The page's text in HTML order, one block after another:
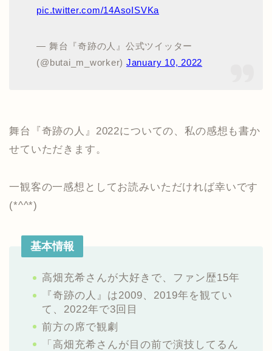
pic.twitter.com/14AsoISVKa
— 舞台『奇跡の人』公式ツイッター
(@butai_m_worker) January 10, 2022
舞台『奇跡の人』2022についての、私の感想も書か
せていただきます。
一観客の一感想としてお読みいただければ幸いです
(*^^*)
基本情報
高畑充希さんが大好きで、ファン歴15年
『奇跡の人』は2009、2019年を観てい
て、2022年で3回目
前方の席で観劇
「高畑充希さんが目の前で演技してるん